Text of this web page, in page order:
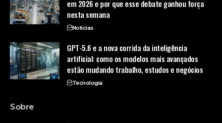
em 2026 e por que esse debate ganhou força
nesta semana
Notícias
GPT-5.6 e a nova corrida da inteligência
artificial: como os modelos mais avançados
estão mudando trabalho, estudos e negócios
Tecnologia
Sobre